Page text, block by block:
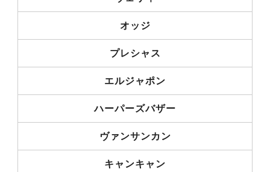
オッジ
プレシャス
エルジャポン
ハーパーズバザー
ヴァンサンカン
キャンキャン